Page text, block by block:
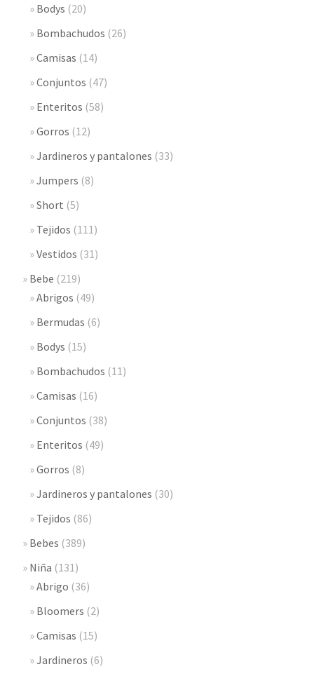
Bodys (20)
Bombachudos (26)
Camisas (14)
Conjuntos (47)
Enteritos (58)
Gorros (12)
Jardineros y pantalones (33)
Jumpers (8)
Short (5)
Tejidos (111)
Vestidos (31)
Bebe (219)
Abrigos (49)
Bermudas (6)
Bodys (15)
Bombachudos (11)
Camisas (16)
Conjuntos (38)
Enteritos (49)
Gorros (8)
Jardineros y pantalones (30)
Tejidos (86)
Bebes (389)
Niña (131)
Abrigo (36)
Bloomers (2)
Camisas (15)
Jardineros (6)